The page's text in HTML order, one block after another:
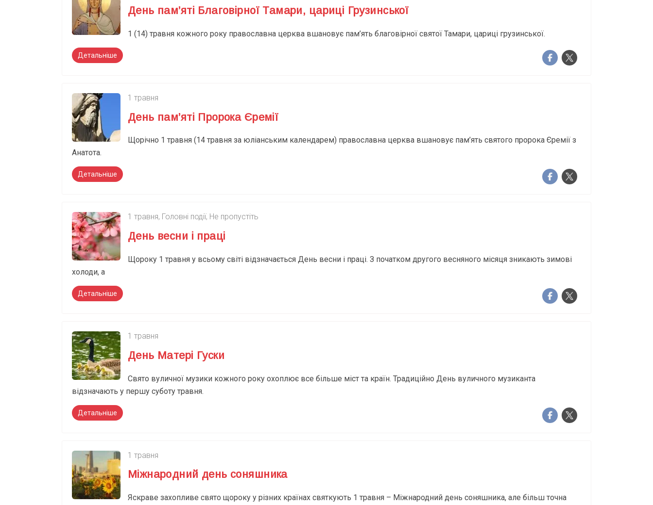
День пам’яті Благовірної Тамари, цариці Грузинської
1 (14) травня кожного року православна церква вшановує пам’ять благовірної святої Тамари, цариці грузинської.
Детальніше
1 травня
День пам’яті Пророка Єремії
Щорічно 1 травня (14 травня за юліанським календарем) православна церква вшановує пам’ять святого пророка Єремії з
Анатота.
Детальніше
1 травня, Головні події, Не пропустіть
День весни і праці
Щороку 1 травня у всьому світі відзначається День весни і праці. З початком другого весняного місяця зникають зимові
холоди, а
Детальніше
1 травня
День Матері Гуски
Свято вуличної музики кожного року охоплює все більше міст та країн. Традиційно День вуличного музиканта
відзначають у першу суботу травня.
Детальніше
1 травня
Міжнародний день соняшника
Яскраве захопливе свято щороку у різних країнах святкують 1 травня – Міжнародний день соняшника, але більш точна